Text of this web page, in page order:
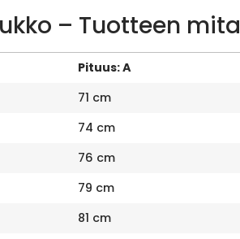
– Tuotteen
Pituus: A
71 cm
74 cm
76 cm
79 cm
81 cm